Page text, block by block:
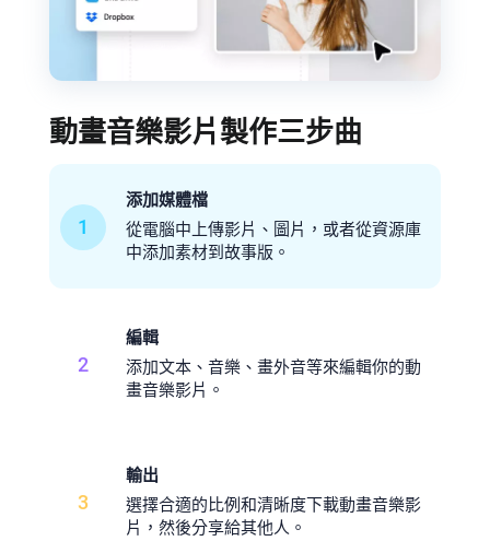
動畫音樂影片製作三步曲
1
添加媒體檔
從電腦中上傳影片、圖片，或者從資源庫
中添加素材到故事版。
2
編輯
添加文本、音樂、畫外音等來編輯你的動
畫音樂影片。
3
輸出
選擇合適的比例和清晰度下載動畫音樂影
片，然後分享給其他人。